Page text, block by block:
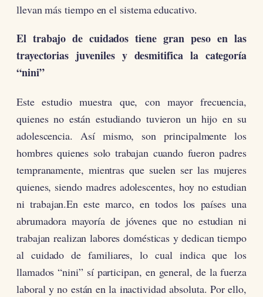
llevan más tiempo en el sistema educativo.
El trabajo de cuidados tiene gran peso en las
trayectorias juveniles y desmitifica la categoría
“nini”
Este estudio muestra que, con mayor frecuencia,
quienes no están estudiando tuvieron un hijo en su
adolescencia. Así mismo, son principalmente los
hombres quienes solo trabajan cuando fueron padres
tempranamente, mientras que suelen ser las mujeres
quienes, siendo madres adolescentes, hoy no estudian
ni trabajan.En este marco, en todos los países una
abrumadora mayoría de jóvenes que no estudian ni
trabajan realizan labores domésticas y dedican tiempo
al cuidado de familiares, lo cual indica que los
llamados “nini” sí participan, en general, de la fuerza
laboral y no están en la inactividad absoluta. Por ello,